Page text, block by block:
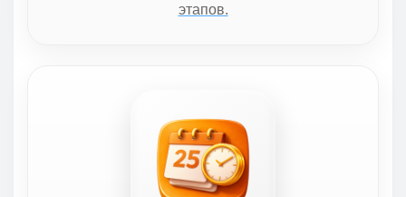
этапов.